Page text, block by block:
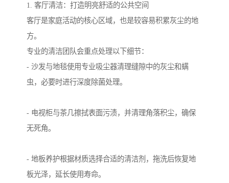
1. 客厅清洁：打造明亮舒适的公共空间
客厅是家庭活动的核心区域，也是较容易积累灰尘的地
方。
专业的清洁团队会重点处理以下细节：
- 沙发与地毯使用专业吸尘器清理缝隙中的灰尘和螨
虫，必要时进行深度除菌处理。
- 电视柜与茶几擦拭表面污渍，并清理角落积尘，确保
无死角。
- 地板养护根据材质选择合适的清洁剂，拖洗后恢复地
板光泽，延长使用寿命。